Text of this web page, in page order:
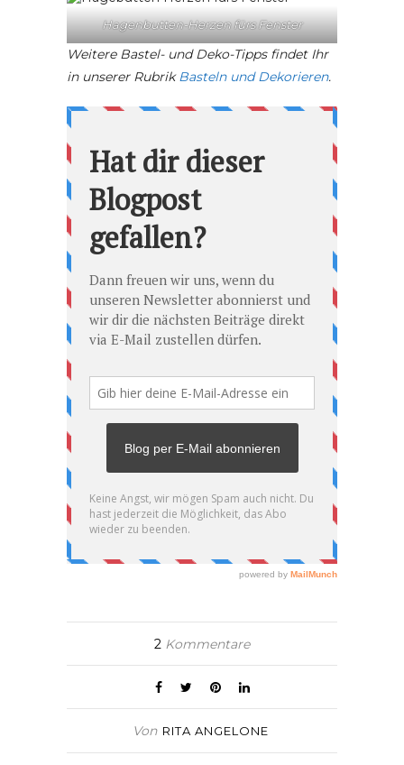
Hagenbutten-Herzen fürs Fenster
Weitere Bastel- und Deko-Tipps findet Ihr
in unserer RubrikBasteln und Dekorieren.
2 Kommentare
Von RITA ANGELONE